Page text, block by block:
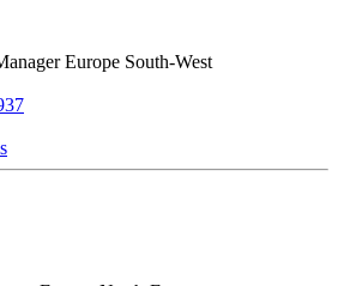
Europe South-West